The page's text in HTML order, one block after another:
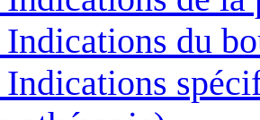
Indications du
Indications